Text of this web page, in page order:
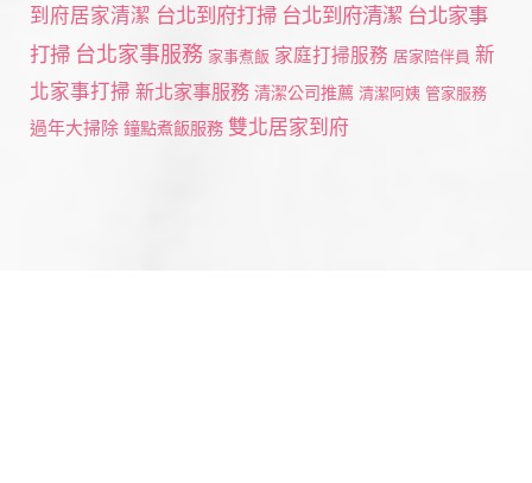
到府居家清潔 台北到府打掃 台北到府清潔 台北家事
打掃 台北家事服務 家事煮飯 家庭打掃服務 居家陪伴員 新
北家事打掃 新北家事服務 清潔公司推薦 清潔阿姨 管家服務
過年大掃除 鐘點煮飯服務 雙北居家到府